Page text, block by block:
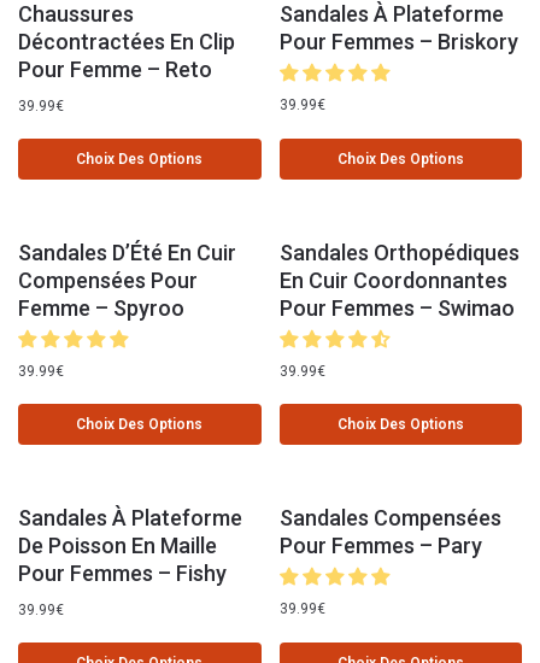
Chaussures
Décontractées En Clip
Pour Femme – Reto
39.99€
Choix Des Options
Sandales À Plateforme
Pour Femmes – Briskory
39.99€
Choix Des Options
Sandales D’Été En Cuir
Compensées Pour
Femme – Spyroo
39.99€
Choix Des Options
Sandales Orthopédiques
En Cuir Coordonnantes
Pour Femmes – Swimao
39.99€
Choix Des Options
Sandales À Plateforme
De Poisson En Maille
Pour Femmes – Fishy
39.99€
Sandales Compensées
Pour Femmes – Pary
39.99€